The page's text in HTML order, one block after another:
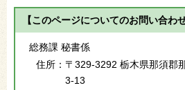
【このページについてのお問い合わせ
総務課 秘書係
住所： 〒329-3292 栃木県那須郡
3-13